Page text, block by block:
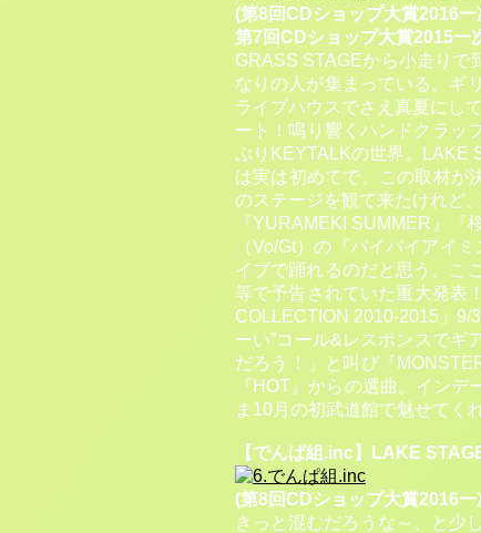
(第8回CDショップ大賞2016一
第7回CDショップ大賞2015一
GRASS STAGEから小走りで
なりの人が集まっている。ギ
ライブハウスでさえ真夏にし
ート！鳴り響くハンドクラッ
ぷりKEYTALKの世界。LAKE
は実は初めてで、この取材が
のステージを観て来たけれど
『YURAMEKI SUMMER』
（Vo/Gt）の『バイバイアイ
イブで踊れるのだと思う。こ
等で予告されていた重大発表
COLLECTION 2010-2015」9/
ーい”コール&レスポンスでギ
だろう！」と叫び『
『HOT』からの選曲。イン
ま10月の初武道館で魅せてく
【でんぱ組.inc】LAKE
(第8回CDショップ大賞2016
きっと混むだろうな～、と少